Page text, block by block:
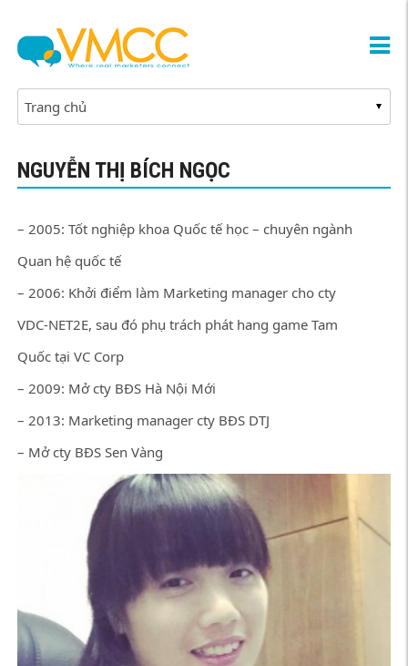
NGUYỄN THỊ BÍCH NGỌC
– 2005: Tốt nghiệp khoa Quốc tế học – chuyên ngành
Quan hệ quốc tế
– 2006: Khởi điểm làm Marketing manager cho cty
VDC-NET2E, sau đó phụ trách phát hang game Tam
Quốc tại VC Corp
– 2009: Mở cty BĐS Hà Nội Mới
– 2013: Marketing manager cty BĐS DTJ
– Mở cty BĐS Sen Vàng